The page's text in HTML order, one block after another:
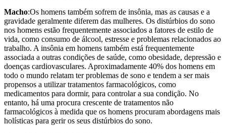
Macho:Os homens também sofrem de insônia, mas as causas e a
gravidade geralmente diferem das mulheres. Os distúrbios do sono
nos homens estão frequentemente associados a fatores de estilo de
vida, como consumo de álcool, estresse e problemas relacionados ao
trabalho. A insônia em homens também está frequentemente
associada a outras condições de saúde, como obesidade, depressão e
doenças cardiovasculares. Aproximadamente 40% dos homens em
todo o mundo relatam ter problemas de sono e tendem a ser mais
propensos a utilizar tratamentos farmacológicos, como
medicamentos para dormir, para controlar a sua condição. No
entanto, há uma procura crescente de tratamentos não
farmacológicos à medida que os homens procuram abordagens mais
holísticas para gerir os seus distúrbios do sono.